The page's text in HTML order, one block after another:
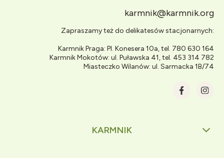
KARMNIK
karmnik@karmnik.org
Zapraszamy też do delikatesów stacjonarnych:
Karmnik Praga: Pl. Konesera 10a, tel. 780 630 164
Karmnik Mokotów: ul. Puławska 41, tel. 453 314 782
Miasteczko Wilanów: ul. Sarmacka 1B/74